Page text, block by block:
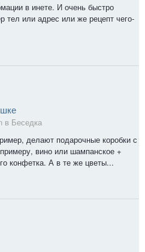
в инете. И очень быстро
тел или адрес или же рецепт чего-
в Беседка
делают подарочные коробки с
вино или шампанское +
конфетка. А в те же цветы...